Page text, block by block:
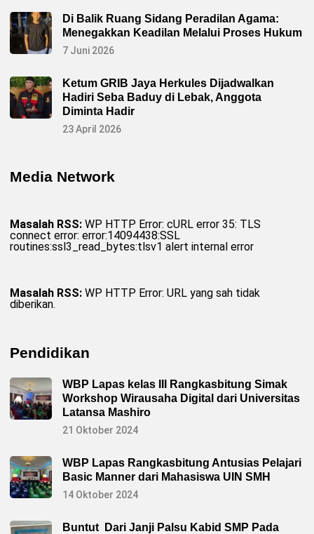
Di Balik Ruang Sidang Peradilan Agama:
Menegakkan Keadilan Melalui Proses Hukum
7 Juni 2026
Ketum GRIB Jaya Herkules Dijadwalkan
Hadiri Seba Baduy di Lebak, Anggota
Diminta Hadir
23 April 2026
Media Network
Masalah RSS: WP HTTP Error: cURL error 35: TLS
connect error: error:14094438:SSL
routines:ssl3_read_bytes:tlsv1 alert internal error
Masalah RSS: WP HTTP Error: URL yang sah tidak
diberikan.
Pendidikan
WBP Lapas kelas III Rangkasbitung Simak
Workshop Wirausaha Digital dari Universitas
Latansa Mashiro
21 Oktober 2024
WBP Lapas Rangkasbitung Antusias Pelajari
Basic Manner dari Mahasiswa UIN SMH
14 Oktober 2024
Buntut Dari Janji Palsu Kabid SMP Pada